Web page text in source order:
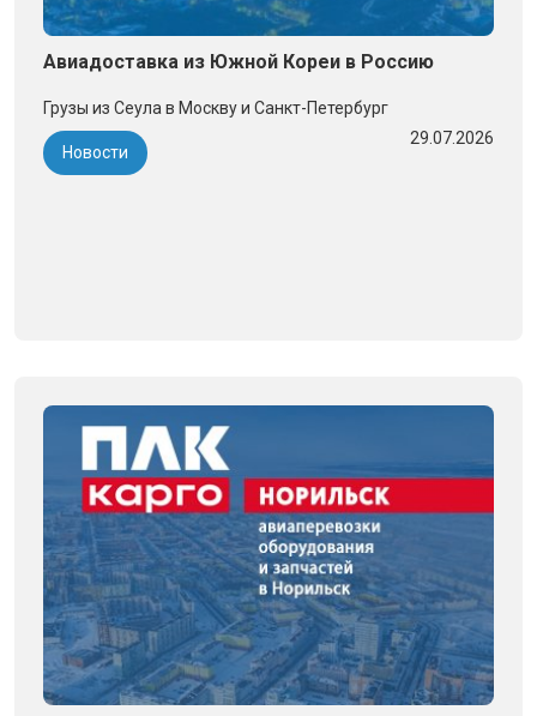
Авиадоставка из Южной Кореи в Россию
Грузы из Сеула в Москву и Санкт-Петербург
Новости
29.07.2026